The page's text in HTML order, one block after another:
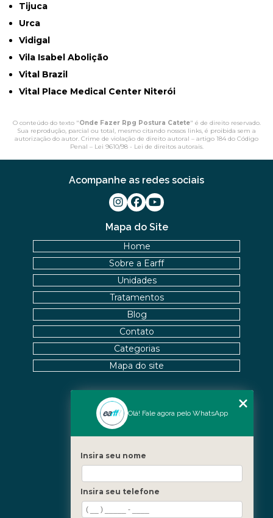
Tijuca
Urca
Vidigal
Vila Isabel Abolição
Vital Brazil
Vital Place Medical Center Niterói
O conteúdo do texto "Onde Fazer Rpg Postura Catete" é de direito reservado.
Sua reprodução, parcial ou total, mesmo citando nossos links, é proibida sem a
autorização do autor. Crime de violação de direito autoral – artigo 184 do Código
Penal – Lei 9610/98 - Lei de direitos autorais.
Fale Conosco
Nossas Unidades
Barra - Rio de Janeiro
Mapa do Site
Home
Sobre a Earff
Unidades
Tratamentos
Blog
Contato
Categorias
Mapa do site
Acompanhe as redes sociais
Olá! Fale agora pelo WhatsApp
Insira seu nome
Insira seu telefone